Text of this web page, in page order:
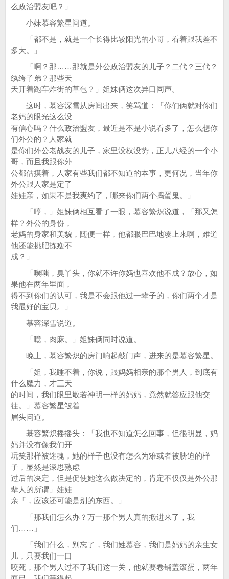
么政治盟友吧？」
小妹慕容繁星问道。
「都不是，就是一个长得比较阳光的小哥，看着跟我差不
多大。」
「啊？那……那就是外公政治盟友的儿子？二代？三代？
纨绔子弟？那些天
天开着跑车炸街的草包？」姐妹俩这次异口同声。
这时，慕容深雪从房间出来，笑骂道：「你们俩就对你们
老妈的眼光这么没
有信心吗？什么政治盟友，最近是不是小说看多了，怎么想你
们外公的？人家就
是你们外公老战友的儿子，家里没权没势，正儿八经的一个小
哥，而且我跟你外
公都估摸着，人家有些我们都不知道的本事，更何况，当年你
外公跟人家是定了
娃娃亲，如果不是我爽约了，哪来你们两个捣蛋鬼。」
「哼，」姐妹俩相互看了一眼，慕容繁炽说道，「那又怎
样？外公的身份，
老妈的身家和美貌，随便一样，他都眼巴巴地凑上来啊，难道
他还能挑肥拣瘦不
成？」
「噗嗤，臭丫头，你就不许你妈也喜欢他不成？放心，如
果他在两年里面，
得不到你们的认可，我是不会跟他过一辈子的，你们两个才是
我最好的宝贝。」
慕容深雪说道。
「噫，肉麻。」姐妹俩同时说道。
晚上，慕容繁炽的房门响起敲门声，进来的是慕容繁星。
「姐，我睡不着，你说，跟妈妈相亲的那个男人，到底有
什么魔力，才三天
的时间，我们眼里敬若神明一样的妈妈，竟然就答应跟他交
往。」慕容繁星皱着
眉头问道。
慕容繁炽摇摇头：「我也不知道怎么回事，但很明显，妈
妈并没有像我们开
玩笑那样被迷魂，她的样子也没有怎么为难或者被胁迫的样
子，显然是深思熟虑
过后的决定，但是促使她这么做决定的，肯定不仅仅是外公那
辈人的所谓」娃娃
亲「，应该还可能是别的东西。」
「那我们怎么办？万一那个男人真的搬进来了，我
们……」
「我们什么，别忘了，我们姓慕容，我们是妈妈的亲生女
儿，只要我们一口
咬死，那个男人过不了我们这一关，他就要卷铺盖滚蛋，两年